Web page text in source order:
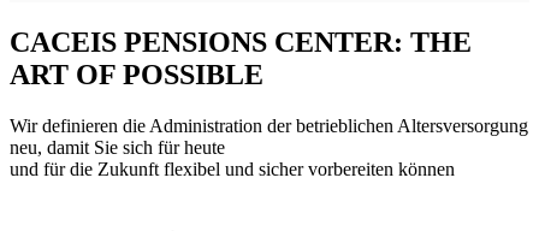
CACEIS PENSIONS CENTER: THE
ART OF POSSIBLE
Wir definieren die Administration der betrieblichen Altersversorgung
neu, damit Sie sich für heute
und für die Zukunft flexibel und sicher vorbereiten können